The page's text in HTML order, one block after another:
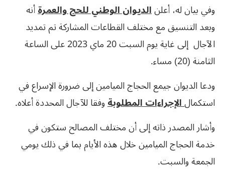
وفي بيان له، أعلنالديوان الوطني للحج والعمرةأنه
وبعد التنسيق مع مختلف القطاعات المشاركة تم تمديد
الآجال إلى غاية يوم السبت 20 ماي 2023 على الساعة
الثامنة (20) مساء.
ودعا الديوان جيمع الحجاج الميامين إلى ضرورة الإسراع في
استكمالالإجراءات المطلوبةوفقا للآجال المحددة أعلاه.
وأشار المصدر ذاته إلى أن مختلف المصالح ستكون في
خدمة الحجاج الميامين خلال هذه الأيام بما في ذلك يومي
الجمعة والسبت.